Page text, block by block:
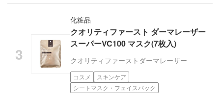
化粧品
クオリティファースト ダーマレーザー
スーパーVC100 マスク(7枚入)
クオリティファースト ダーマレーザー
コスメ
スキンケア
シートマスク・フェイスパック